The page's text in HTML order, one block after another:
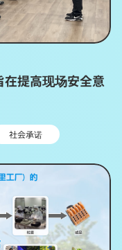
提高现场安全意
社会承诺